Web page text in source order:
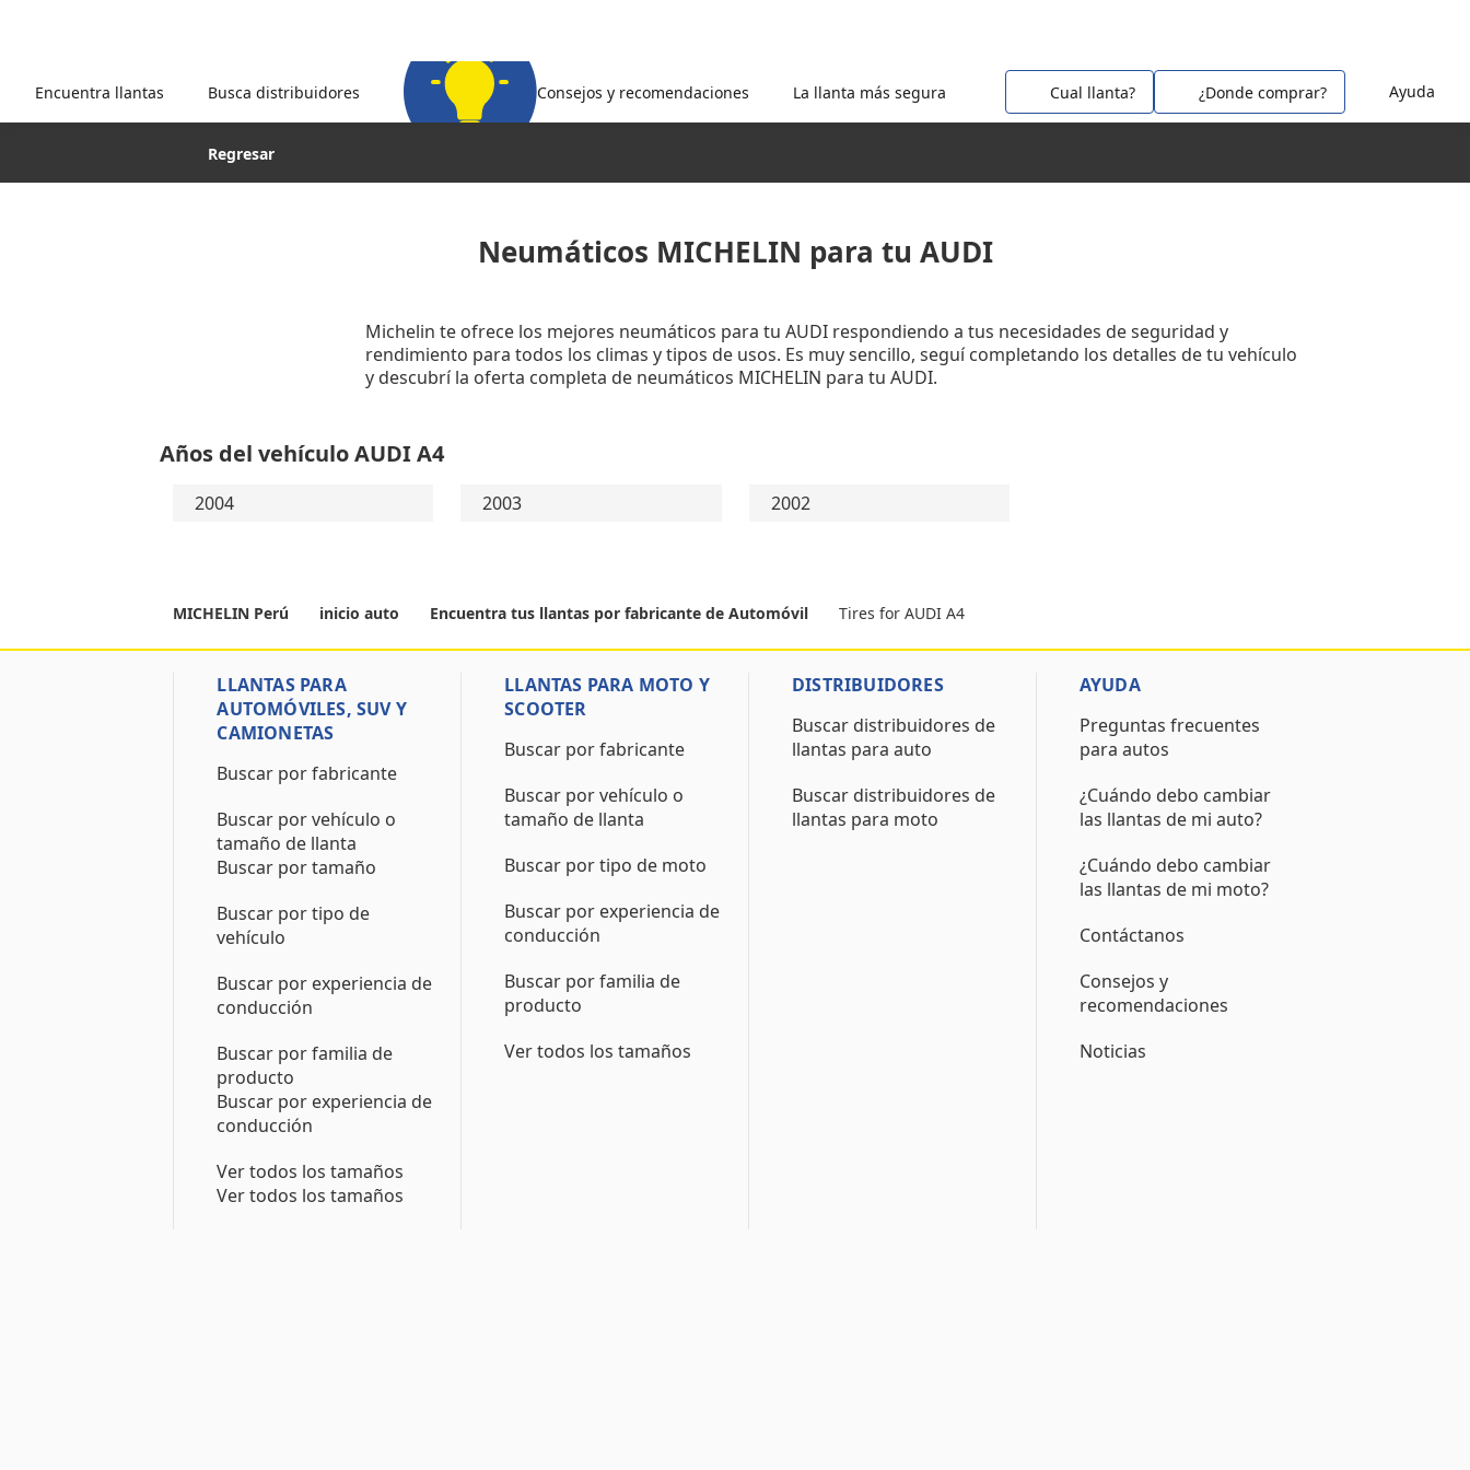
Ayuda
Encuentra llantas Busca distribuidores Consejos y recomendaciones La llanta más segura Cual llanta? ¿Donde comprar?
Regresar
Neumáticos MICHELIN para tu AUDI
Michelin te ofrece los mejores neumáticos para tu AUDI respondiendo a tus necesidades de seguridad y
rendimiento para todos los climas y tipos de usos. Es muy sencillo, seguí completando los detalles de tu vehículo
y descubrí la oferta completa de neumáticos MICHELIN para tu AUDI.
Años del vehículo AUDI A4
2004 2003 2002
MICHELIN Perú inicio auto Encuentra tus llantas por fabricante de Automóvil Tires for AUDI A4
LLANTAS PARA
AUTOMÓVILES, SUV Y
CAMIONETAS
Buscar por fabricante
Buscar por vehículo o
tamaño de llanta
Buscar por tamaño
Buscar por tipo de
vehículo
Buscar por experiencia de
conducción
Buscar por familia de
producto
Buscar por experiencia de
conducción
Ver todos los tamaños
Ver todos los tamaños
LLANTAS PARA MOTO Y
SCOOTER
Buscar por fabricante
Buscar por vehículo o
tamaño de llanta
Buscar por tipo de moto
Buscar por experiencia de
conducción
Buscar por familia de
producto
Ver todos los tamaños
DISTRIBUIDORES
Buscar distribuidores de
llantas para auto
Buscar distribuidores de
llantas para moto
AYUDA
Preguntas frecuentes
para autos
¿Cuándo debo cambiar
las llantas de mi auto?
¿Cuándo debo cambiar
las llantas de mi moto?
Contáctanos
Consejos y
recomendaciones
Noticias